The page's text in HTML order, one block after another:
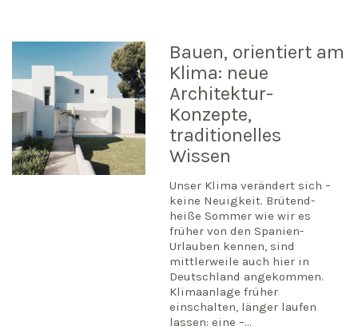
Bauen, orientiert am
Klima: neue
Architektur-
Konzepte,
traditionelles
Wissen
Unser Klima verändert sich –
keine Neuigkeit. Brütend-
heiße Sommer wie wir es
früher von den Spanien-
Urlauben kennen, sind
mittlerweile auch hier in
Deutschland angekommen.
Klimaanlage früher
einschalten, länger laufen
lassen: eine –…